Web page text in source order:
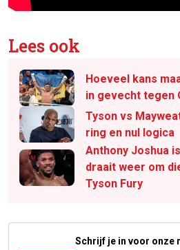
Lees ook
Hoeveel kans
in gevecht tegen
Tyson vs
ring en nul logica
Anthony Joshua
draait weer om
Tyson Fury
Schrijf je in voor onze